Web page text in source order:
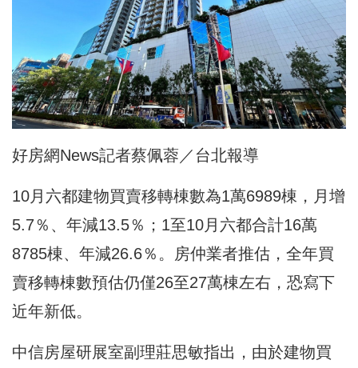
好房網News記者蔡佩蓉／台北報導
10月六都建物買賣移轉棟數為1萬6989棟，月增
5.7％、年減13.5％；1至10月六都合計16萬
8785棟、年減26.6％。房仲業者推估，全年買
賣移轉棟數預估仍僅26至27萬棟左右，恐寫下
近年新低。
中信房屋研展室副理莊思敏指出，由於建物買